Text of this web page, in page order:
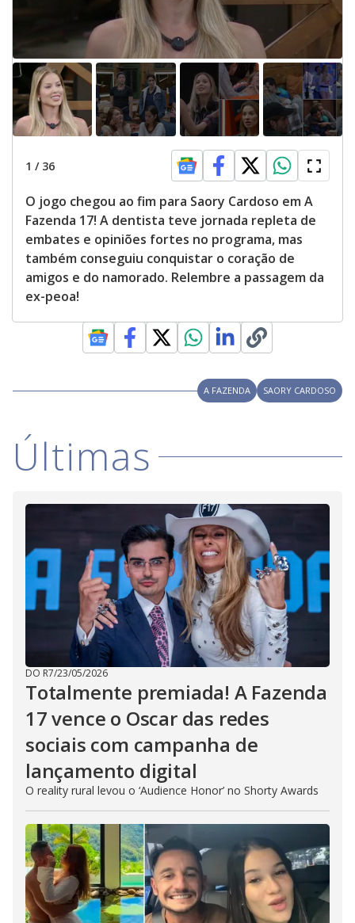
1 / 36
O jogo chegou ao fim para Saory Cardoso em A
Fazenda 17! A dentista teve jornada repleta de
embates e opiniões fortes no programa, mas
também conseguiu conquistar o coração de
amigos e do namorado. Relembre a passagem da
ex-peoa!
A FAZENDA SAORY CARDOSO
Últimas
DO R7/23/05/2026
Totalmente premiada! A Fazenda
17 vence o Oscar das redes
sociais com campanha de
lançamento digital
O reality rural levou o ‘Audience Honor’ no Shorty Awards